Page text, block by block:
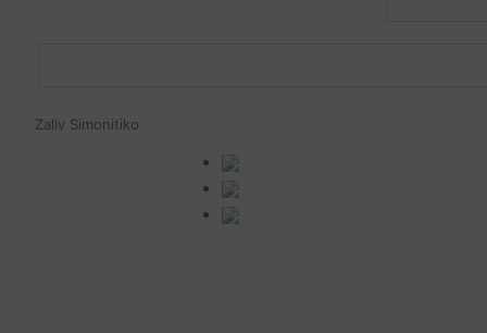
Zaliv Simonitiko